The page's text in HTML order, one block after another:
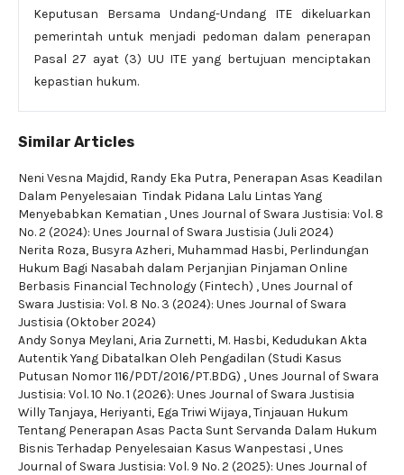
Keputusan Bersama Undang-Undang ITE dikeluarkan
pemerintah untuk menjadi pedoman dalam penerapan
Pasal 27 ayat (3) UU ITE yang bertujuan menciptakan
kepastian hukum.
Similar Articles
Neni Vesna Majdid, Randy Eka Putra, Penerapan Asas Keadilan
Dalam Penyelesaian Tindak Pidana Lalu Lintas Yang
Menyebabkan Kematian ,Unes Journal of Swara Justisia: Vol. 8
No. 2 (2024): Unes Journal of Swara Justisia (Juli 2024)
Nerita Roza, Busyra Azheri, Muhammad Hasbi, Perlindungan
Hukum Bagi Nasabah dalam Perjanjian Pinjaman Online
Berbasis Financial Technology (Fintech) ,Unes Journal of
Swara Justisia: Vol. 8 No. 3 (2024): Unes Journal of Swara
Justisia (Oktober 2024)
Andy Sonya Meylani, Aria Zurnetti, M. Hasbi, Kedudukan Akta
Autentik Yang Dibatalkan Oleh Pengadilan (Studi Kasus
Putusan Nomor 116/PDT/2016/PT.BDG) ,Unes Journal of Swara
Justisia: Vol. 10 No. 1 (2026): Unes Journal of Swara Justisia
Willy Tanjaya, Heriyanti, Ega Triwi Wijaya,Tinjauan Hukum
Tentang Penerapan Asas Pacta Sunt Servanda Dalam Hukum
Bisnis Terhadap Penyelesaian Kasus Wanpestasi ,Unes
Journal of Swara Justisia: Vol. 9 No. 2 (2025): Unes Journal of